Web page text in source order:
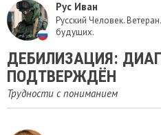
Рус Иван
Русский Человек.
будущих.
ДЕБИЛИЗАЦИЯ:
ПОДТВЕРЖДЁН
Трудности с пониманием